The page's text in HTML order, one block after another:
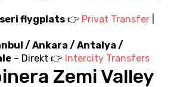
flygplats 👉 Privat Transfer
/ Ankara / Antalya /
– Direkt 👉 Intercity Transfers
Zemi Valley